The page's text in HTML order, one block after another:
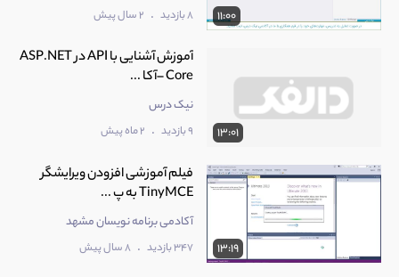
11:00 8 بازدید . 2 سال پیش
13:01
آموزش آشنایی با API در ASP.NET
Core –آکا ...
نیک درس
9 بازدید . 2 ماه پیش
13:19
فیلم آموزشی افزودن ویرایشگر
TinyMCE به پ ...
آکادمی برنامه نویسان مشهد
347 بازدید . 8 سال پیش